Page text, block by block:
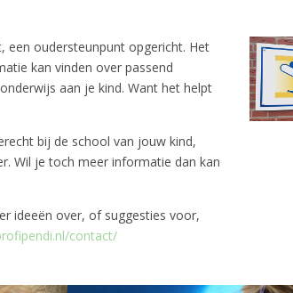
een oudersteunpunt opgericht. Het
kan vinden over passend
aan je kind. Want het helpt
bij de school van jouw kind,
Wil je toch meer informatie dan kan
ideeën over, of suggesties voor,
contact/